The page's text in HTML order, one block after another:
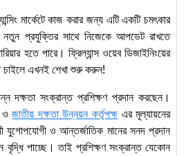
মার্কেটে কাজ করার জন্য এটি একটি চমৎকার
নতুন প্রযুক্তির সাথে নিজেকে আপডেট রাখতে
হতে পারে। ফ্রিল্যান্স ওয়েব ডিজাইনিংয়ের
চাইলে এখনই শেখা শুরু করুন!
দক্ষতা সংক্রান্ত প্রশিক্ষণ প্রদান করছেন।
জাতীয় দক্ষতা উন্নয়ন কর্তৃপক্ষএর মূল্যায়নের
যুগোপযোগী ও আন্তর্জাতিক মানের সনদ প্রদান
বৃদ্ধি পাচ্ছে। তাই প্রশিক্ষণ সংক্রান্ত যেকোন